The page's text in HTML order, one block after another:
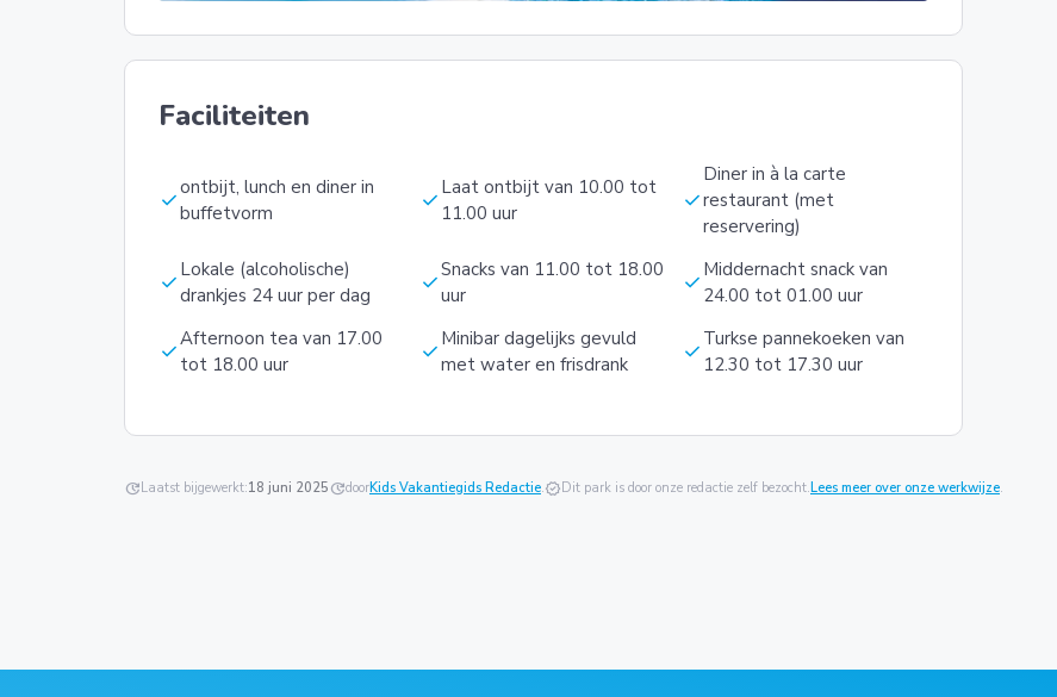
Faciliteiten
checkontbijt, lunch en diner in
buffetvorm
check Laat ontbijt van 10.00 tot
11.00 uur
check
Diner in à la carte
restaurant (met
reservering)
check Lokale (alcoholische)
drankjes 24 uur per dag
checkSnacks van 11.00 tot 18.00
uur
check Middernacht snack van
24.00 tot 01.00 uur
checkAfternoon tea van 17.00
tot 18.00 uur
check Minibar dagelijks gevuld
met water en frisdrank
check Turkse pannekoeken van
12.30 tot 17.30 uur
updateLaatst bijgewerkt:18 juni 2025 updatedoorKids Vakantiegids Redactie.verifiedDit park is door onze redactie zelf bezocht.Lees meer over onze werkwijze.